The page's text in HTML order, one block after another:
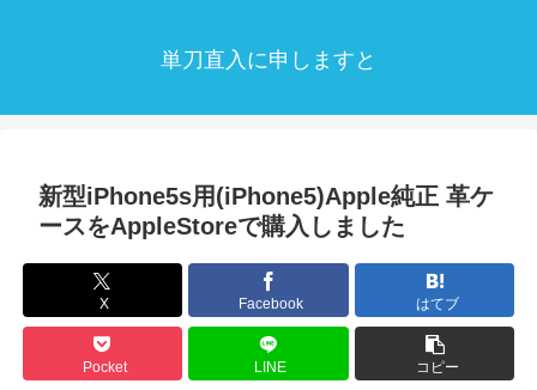
単刀直入に申しますと
新型iPhone5s用(iPhone5)Apple純正 革ケ
ースをAppleStoreで購入しました
X Facebook はてブ
Pocket LINE コピー